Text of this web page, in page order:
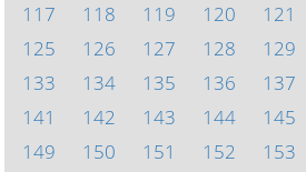
117
118 119 120 121
125
126 127 128 129
133
134 135 136 137
141
142 143 144 145
149
150 151 152 153